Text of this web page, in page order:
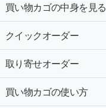
買い物カゴの中身を見る
クイックオーダー
取り寄せオーダー
買い物カゴの使い方